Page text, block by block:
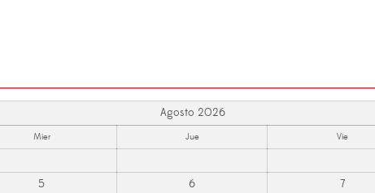
Agosto 2026
Mier Jue Vie
5 6
7